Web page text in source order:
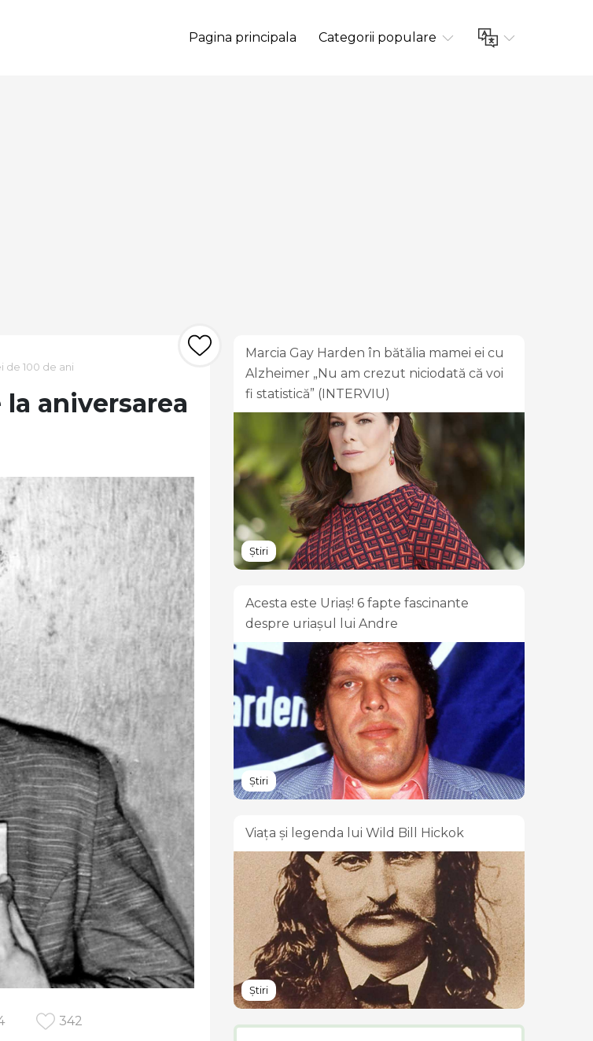
Pagina principala Categorii populare
de 100 de ani
aniversarea
342
Marcia Gay Harden în bătălia mamei ei cu
Alzheimer „Nu am crezut niciodată că voi
fi statistică” (INTERVIU)
Știri
Acesta este Uriaș! 6 fapte fascinante
despre uriașul lui Andre
Știri
Viața și legenda lui Wild Bill Hickok
Știri